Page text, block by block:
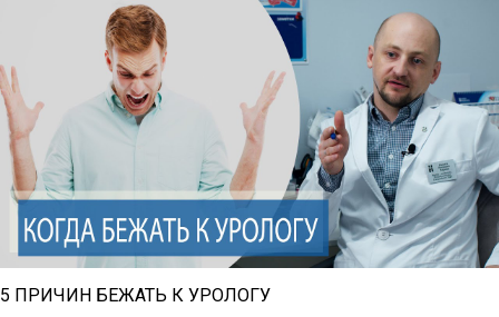
5 ПРИЧИН БЕЖАТЬ К УРОЛОГУ